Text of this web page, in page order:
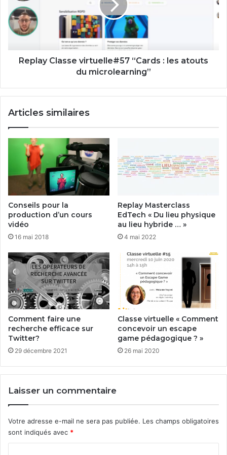
les
atouts
microlearning”
Replay Classe virtuelle#57 “Cards : les atouts
du microlearning”
Articles similaires
Conseils pour la
production d’un cours
vidéo
16 mai 2018
Replay Masterclass
EdTech « Du lieu physique
au lieu hybride … »
4 mai 2022
Comment faire une
recherche efficace sur
Twitter?
29 décembre 2021
Classe virtuelle « Comment
concevoir un escape
game pédagogique ? »
26 mai 2020
Laisser un commentaire
Votre adresse e-mail ne sera pas publiée. Les champs obligatoires
sont indiqués avec *